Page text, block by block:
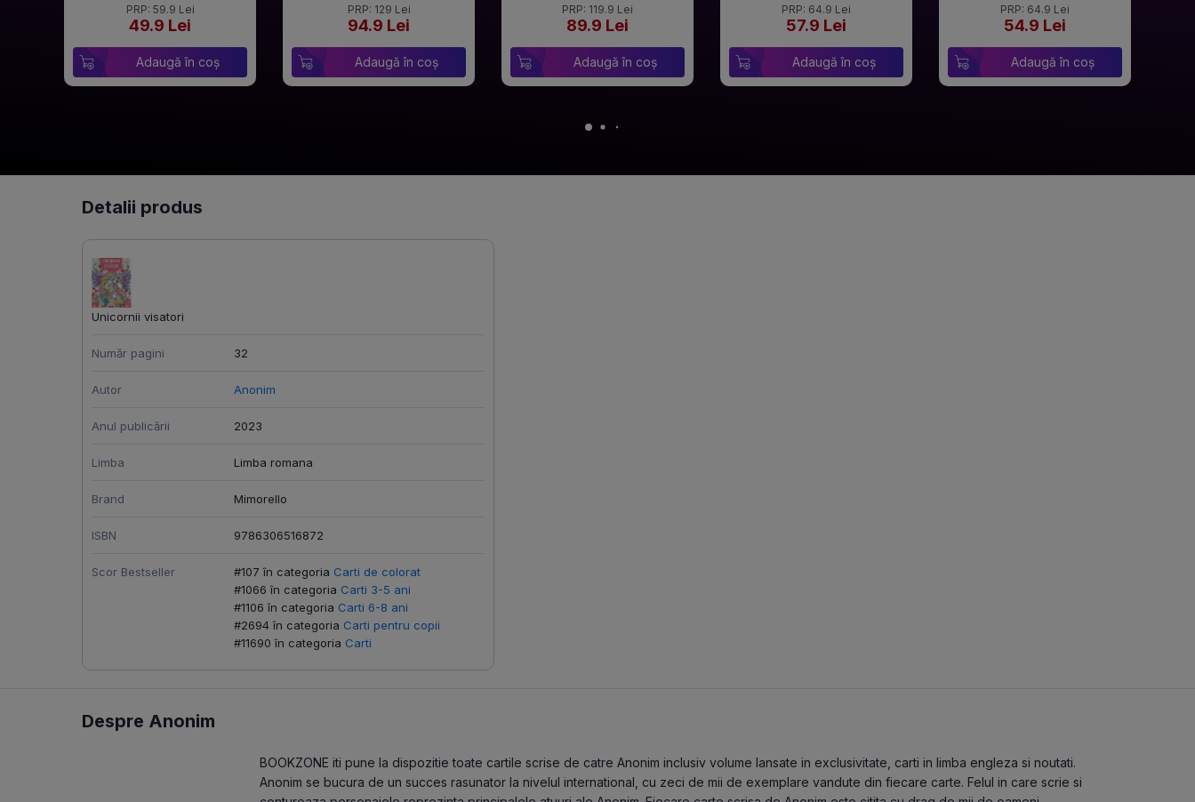
PRP: 59.9 Lei
49.9 Lei
Adaugă în coș
PRP: 129 Lei
94.9 Lei
Adaugă în coș
PRP: 119.9 Lei
89.9 Lei
Adaugă în coș
PRP: 64.9 Lei
57.9 Lei
Adaugă în coș
PRP: 64.9 Lei
54.9 Lei
Adaugă în coș
Detalii produs
Unicornii visatori
Număr pagini 32
Autor Anonim
Anul publicării 2023
Limba Limba romana
Brand Mimorello
ISBN 9786306516872
Scor Bestseller #107 în categoria Carti de colorat
#1066 în categoria Carti 3-5 ani
#1106 în categoria Carti 6-8 ani
#2694 în categoria Carti pentru copii
#11690 în categoria Carti
Despre Anonim
BOOKZONE iti pune la dispozitie toate cartile scrise de catre Anonim inclusiv volume lansate in exclusivitate, carti in limba engleza si noutati.
Anonim se bucura de un succes rasunator la nivelul international, cu zeci de mii de exemplare vandute din fiecare carte. Felul in care scrie si